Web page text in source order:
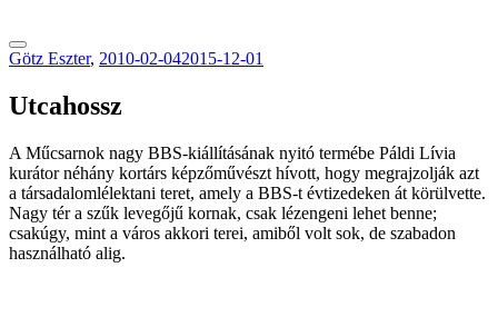
Götz Eszter, 2010-02-042015-12-01
Utcahossz
A Műcsarnok nagy BBS-kiállításának nyitó termébe Páldi Lívia
kurátor néhány kortárs képzőművészt hívott, hogy megrajzolják azt
a társadalomlélektani teret, amely a BBS-t évtizedeken át körülvette.
Nagy tér a szűk levegőjű kornak, csak lézengeni lehet benne;
csakúgy, mint a város akkori terei, amiből volt sok, de szabadon
használható alig.